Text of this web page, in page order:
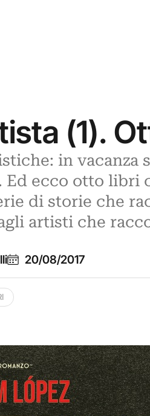
(1).
in vacanza
Ed ecco otto
di storie che
artisti che
20/08/2017